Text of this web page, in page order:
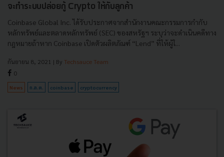
จะทำระบบปล่อยกู้ Crypto ให้กับลูกค้า
Coinbase Global Inc. ได้รับประกาศจากสำนักงานคณะกรรมการกำกับ
หลักทรัพย์และตลาดหลักทรัพย์ (SEC) ของสหรัฐฯ ระบุว่าจะดำเนินคดีทาง
กฎหมายถ้าหาก Coinbase เปิดตัวผลิตภัณฑ์ “Lend” ที่ให้ผู้ใ...
กันยายน 8, 2021 | By Techsauce Team
0
News ก.ล.ต. coinbase cryptocurrency